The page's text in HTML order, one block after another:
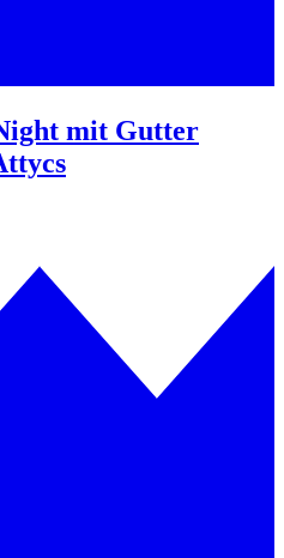
mit Gutter